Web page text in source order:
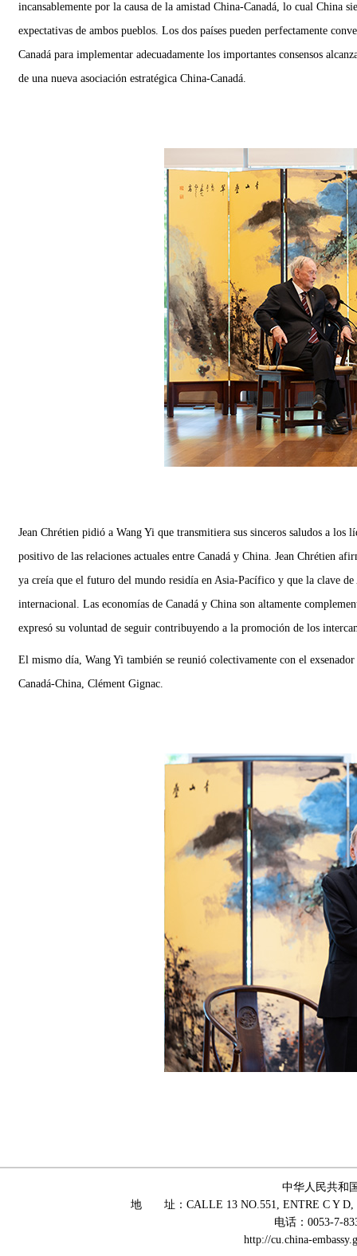
incansablemente por la causa de la amistad China-Canadá, lo cual China
expectativas de ambos pueblos. Los dos países pueden perfectamente
Canadá para implementar adecuadamente los importantes consensos
de una nueva asociación estratégica China-Canadá.
Jean Chrétien pidió a Wang Yi que transmitiera sus sinceros saludos a
positivo de las relaciones actuales entre Canadá y China. Jean Chrétien
ya creía que el futuro del mundo residía en Asia-Pacífico y que la clave
internacional. Las economías de Canadá y China son altamente
expresó su voluntad de seguir contribuyendo a la promoción de los
El mismo día, Wang Yi también se reunió colectivamente con el
Canadá-China, Clément Gignac.
中华人民共和
地 址：CALLE 13 NO.551, ENTRE C Y D,
电话：0053-7-
http://cu.china-